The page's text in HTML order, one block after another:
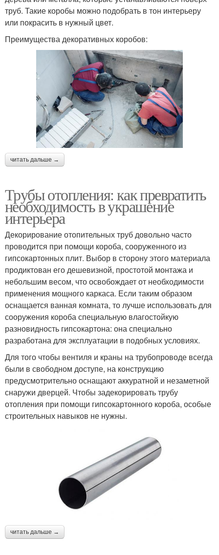
труб. Такие коробы можно подобрать в тон интерьеру
или покрасить в нужный цвет.
Преимущества декоративных коробов:
читать дальше →
Трубы отопления: как превратить
необходимость в украшение
интерьера
Декорирование отопительных труб довольно часто
проводится при помощи короба, сооруженного из
гипсокартонных плит. Выбор в сторону этого материала
продиктован его дешевизной, простотой монтажа и
небольшим весом, что освобождает от необходимости
применения мощного каркаса. Если таким образом
оснащается ванная комната, то лучше использовать для
сооружения короба специальную влагостойкую
разновидность гипсокартона: она специально
разработана для эксплуатации в подобных условиях.
Для того чтобы вентиля и краны на трубопроводе всегда
были в свободном доступе, на конструкцию
предусмотрительно оснащают аккуратной и незаметной
снаружи дверцей. Чтобы задекорировать трубу
отопления при помощи гипсокартонного короба, особые
строительных навыков не нужны.
читать дальше →